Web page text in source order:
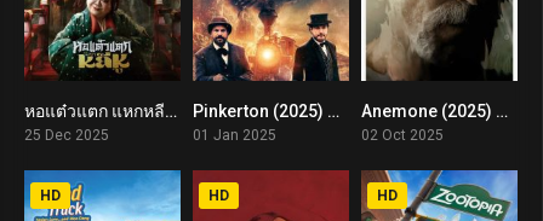
6.2หอแต๋วแตก แหกหลีหู Hor Taew Tak: Split Li Hu (2025)
25 Dec 2025
6
Pinkerton (2025) พากย์ไทย
01 Jan 2025
5.6
Anemone (2025) อะนีโมนี
02 Oct 2025
HD HD HD